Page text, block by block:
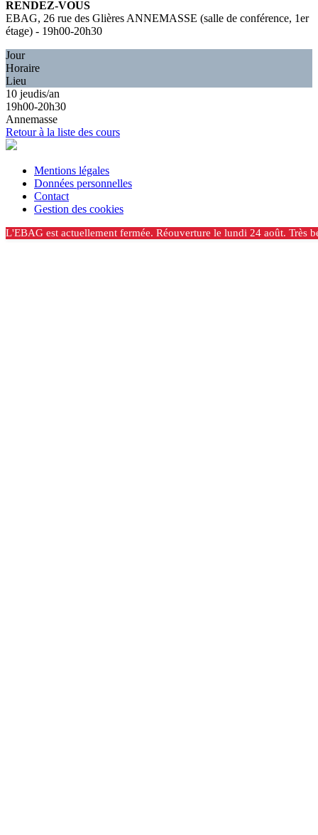
RENDEZ-VOUS
EBAG, 26 rue des Glières ANNEMASSE (salle de conférence, 1er
étage) - 19h00-20h30
Jour
Horaire
Lieu
10 jeudis/an
19h00-20h30
Annemasse
Retour à la liste des cours
Mentions légales
Données personnelles
Contact
Gestion des cookies
L'EBAG est actuellement fermée. Réouverture le lundi 24 août. Très